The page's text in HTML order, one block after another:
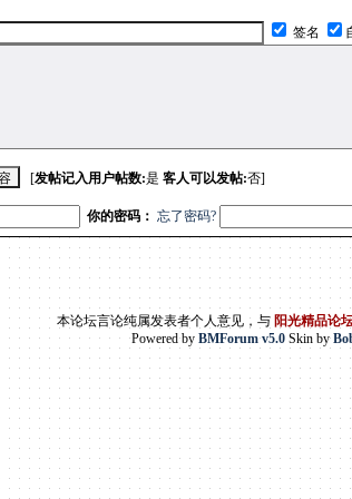
签名
[发帖记入用户帖数:是 客人可以发帖:否]
你的密码： 忘了密码?
本论坛言论纯属发表者个人意见，与 阳光精品论
Powered by BMForum v5.0 Skin by